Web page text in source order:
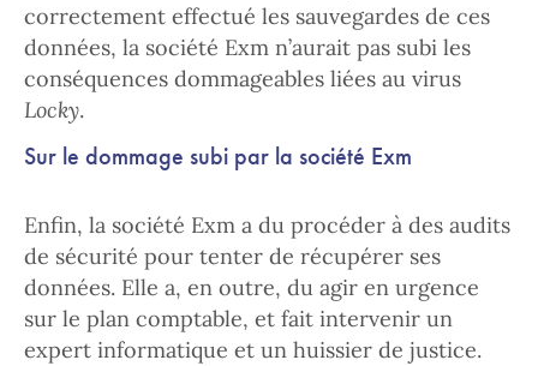
correctement effectué les sauvegardes de ces
données, la société Exm n’aurait pas subi les
conséquences dommageables liées au virus
Locky.
Sur le dommage subi par la société Exm
Enfin, la société Exm a du procéder à des audits
de sécurité pour tenter de récupérer ses
données. Elle a, en outre, du agir en urgence
sur le plan comptable, et fait intervenir un
expert informatique et un huissier de justice.